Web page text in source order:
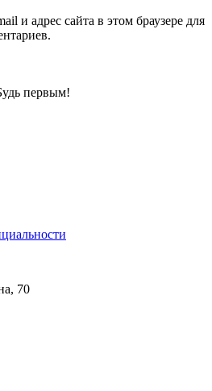
и адрес сайта в этом браузере для
первым!
70